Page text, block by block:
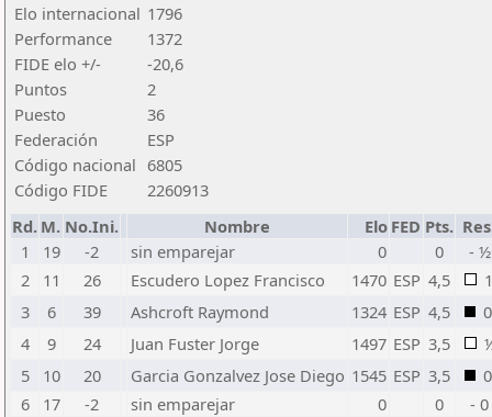
Elo internacional 1796
Performance
1372
FIDE elo +/-
-20,6
Puntos
2
Puesto
36
Federación
ESP
Código nacional 6805
Código FIDE
2260913
Rd. M. No.Ini. Nombre Elo FED Pts.
1
19 -2 sin emparejar 0 0
- ½
2
11 26 Escudero Lopez Francisco 1470 ESP 4,5
1
3
6 39 Ashcroft Raymond 1324 ESP 4,5
0
4
9 24 Juan Fuster Jorge 1497 ESP 3,5
5
10 20 Garcia Gonzalvez Jose Diego 1545 ESP 3,5
0
6
17 -2 sin emparejar 0 0
- 0